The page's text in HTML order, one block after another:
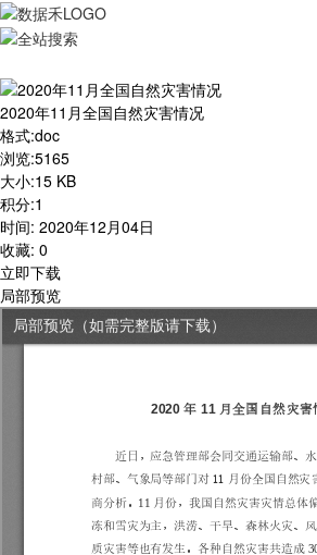
2020年11月全国自然灾害情况
格式:doc
浏览:5165
大小:15 KB
积分:1
时间: 2020年12月04日
收藏: 0
立即下载
局部预览